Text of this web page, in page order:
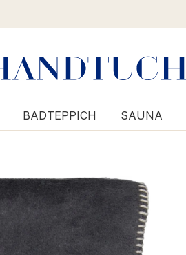
BADTEPPICH SAUNA